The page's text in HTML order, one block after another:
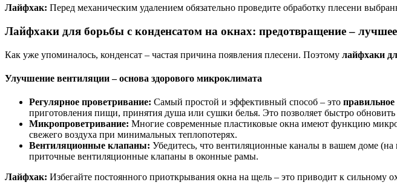
Лайфхак: Перед механическим удалением обязательно проведите обработку плесени
Лайфхаки для борьбы с конденсатом на окнах: предотвращение –
Как уже упоминалось, конденсат – частая причина появления плесени. Поэтому лайфхаки
Улучшение вентиляции – основа здорового микроклимата
Регулярное проветривание: Самый простой и эффективный способ – это
приготовления пищи, принятия душа или сушки белья. Это позволяет быстро обновить
Микропроветривание: Многие современные пластиковые окна имеют функцию
свежего воздуха при минимальных теплопотерях.
Вентиляционные клапаны: Убедитесь, что вентиляционные каналы в вашем доме
приточные вентиляционные клапаны в оконные рамы.
Лайфхак: Избегайте постоянного приоткрывания окна на щель – это приводит к сильному